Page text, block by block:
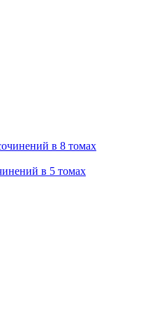
в 8 томах